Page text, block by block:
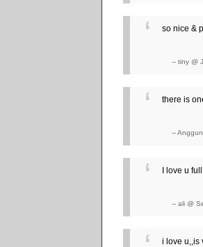
so nice &
-- tiny @
there is
--
I love u full
-- ali @
i love u,,is